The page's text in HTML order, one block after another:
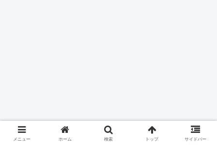
メニュー ホーム 検索 トップ サイドバー